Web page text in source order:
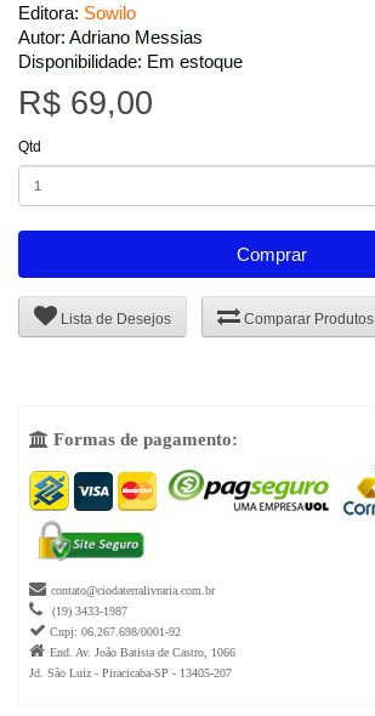
Editora: Sowilo
Autor: Adriano Messias
Disponibilidade: Em estoque
R$ 69,00
Qtd
Comprar
Lista de Desejos Comparar Produtos
 Formas de pagamento:
 contato@ciodaterralivraria.com.br
 (19) 3433-1987
 Cnpj: 06.267.698/0001-92
 End. Av. João Batista de Castro, 1066
Jd. São Luiz - Piracicaba-SP - 13405-207